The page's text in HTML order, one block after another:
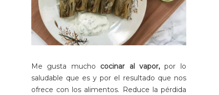
Me gusta mucho cocinar al vapor, por lo
saludable que es y por el resultado que nos
ofrece con los alimentos. Reduce la pérdida